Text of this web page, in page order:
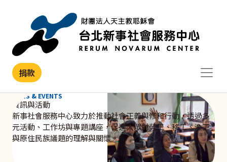
捐款
NEWS & EVENTS
資訊與活動
新事社會服務中心致力於推動社會正義與修和行動，透過多
元活動、工作坊與專題講座，促進大眾對勞工、移工、漁工
與原住民族議題的理解與關懷。